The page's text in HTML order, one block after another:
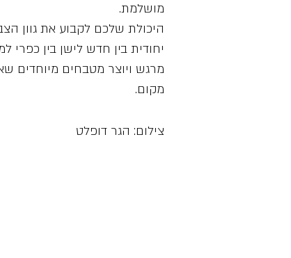
מושלמת.
היכולת שלכם לקבוע את גוון
יחודית בין חדש לישן בין כפרי
מרגש ויוצר מטבחים מיוחדים
מקום.
צילום: הגר דופלט